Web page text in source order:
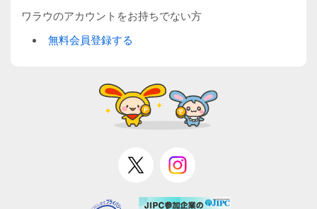
ワラウのアカウントをお持ちでない方
無料会員登録する